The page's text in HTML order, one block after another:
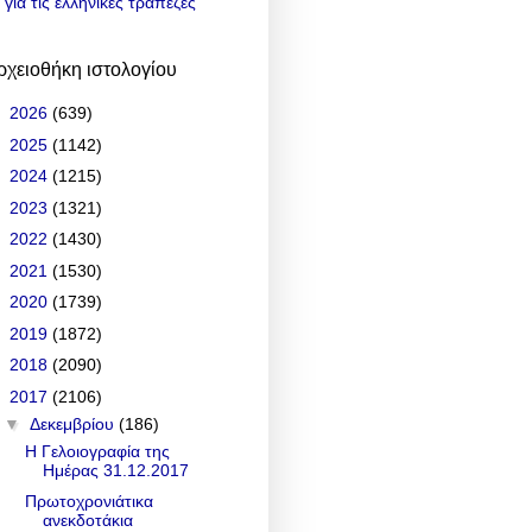
ιστολογίου
2026 (639)
2025 (1142)
2024 (1215)
2023 (1321)
2022 (1430)
2021 (1530)
2020 (1739)
2019 (1872)
2018 (2090)
2017 (2106)
▼ Δεκεμβρίου (186)
Η Γελοιογραφία της
Ημέρας 31.12.2017
Πρωτοχρονιάτικα
ανεκδοτάκια